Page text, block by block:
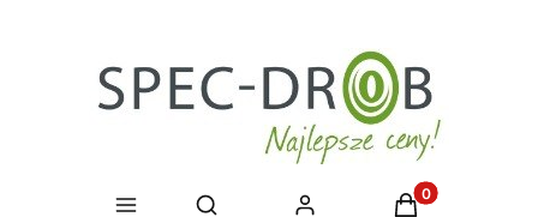
Otwórz wyszukiwarkę Produkty w